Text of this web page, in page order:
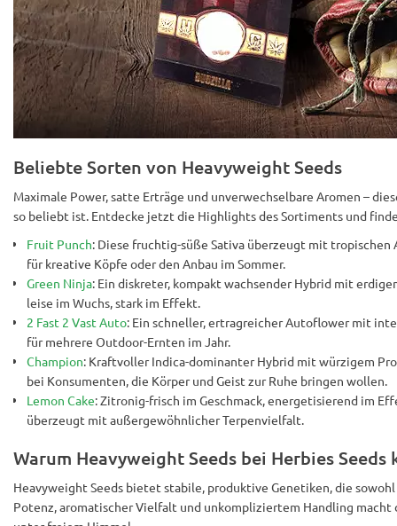
Beliebte Sorten von Heavyweight Seeds
Maximale Power, satte Erträge und unverwechselbare Aromen –
so beliebt ist. Entdecke jetzt die Highlights des Sortiments und
Fruit Punch: Diese fruchtig-süße Sativa überzeugt mit
für kreative Köpfe oder den Anbau im Sommer.
Green Ninja: Ein diskreter, kompakt wachsender Hybrid mit
leise im Wuchs, stark im Effekt.
2 Fast 2 Vast Auto: Ein schneller, ertragreicher Autoflower mit
für mehrere Outdoor-Ernten im Jahr.
Champion: Kraftvoller Indica-dominanter Hybrid mit würzigem
bei Konsumenten, die Körper und Geist zur Ruhe bringen wollen.
Lemon Cake: Zitronig-frisch im Geschmack, energetisierend im
überzeugt mit außergewöhnlicher Terpenvielfalt.
Warum Heavyweight Seeds bei Herbies Seeds
Heavyweight Seeds bietet stabile, produktive Genetiken, die
Potenz, aromatischer Vielfalt und unkompliziertem Handling